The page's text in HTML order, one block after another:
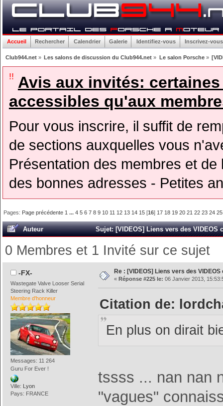
Accueil Rechercher Calendrier Galerie Identifiez-vous Inscrivez-vous
Club944.net» Les salons de discussion du Club944.net » Le salon Porsche»
!! Avis aux invités:
accessibles qu'aux
Pour vous inscrire, il suffit de
de sections auxquelles vous
Présentation des membres et
des bonnes adresses - Petites
Pages: Page précédente 1 ...4 5 6 7 8 9 10 11 12 13 14 15 [16] 17 18 19 20 21 22 23 24 25
Auteur Sujet: [VIDEOS] Liens vers des VIDEOS
0 Membres et 1 Invité sur ce sujet
-FX-
Wastegate Valve Looser Serial
Steering Rack Killer
Membre d'honneur
Messages: 11 264
Guru For Ever !
Ville: Lyon
Pays: FRANCE
Re : [VIDEOS] Liens vers des
« Réponse #225 le: 06 Janvier 2013,
Citation de:
En plus on dirait
tssss ... nan nan
"vagues"